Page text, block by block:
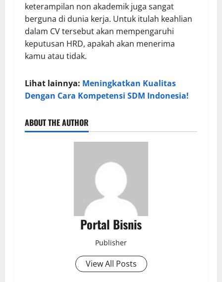
keterampilan non akademik juga sangat
berguna di dunia kerja. Untuk itulah keahlian
dalam CV tersebut akan mempengaruhi
keputusan HRD, apakah akan menerima
kamu atau tidak.
Lihat lainnya: Meningkatkan Kualitas
Dengan Cara Kompetensi SDM Indonesia!
ABOUT THE AUTHOR
Portal Bisnis
Publisher
View All Posts